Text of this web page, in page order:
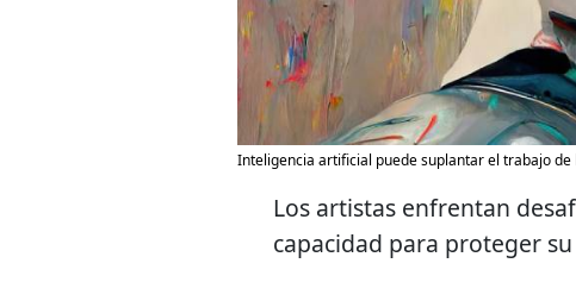
Inteligencia artificial puede suplantar el trabajo de
Los artistas enfrentan
capacidad para proteger